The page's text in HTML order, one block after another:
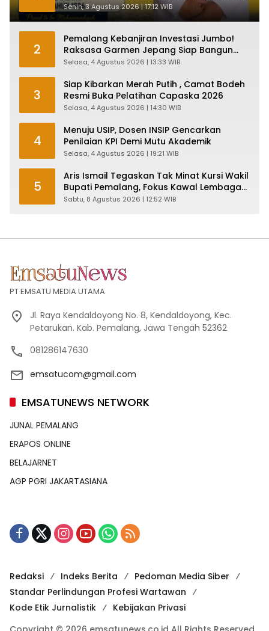
Plt Bupati, Inilah Pesan Ketua Asmam 86
Senin, 3 Agustus 2026 | 17:12 WIB
2
Pemalang Kebanjiran Investasi Jumbo!
Raksasa Garmen Jepang Siap Bangun
Pabrik dan Serap Ribuan Tenaga Kerja
Selasa, 4 Agustus 2026 | 13:33 WIB
3
Siap Kibarkan Merah Putih , Camat Bodeh
Resmi Buka Pelatihan Capaska 2026
Selasa, 4 Agustus 2026 | 14:30 WIB
4
Menuju USIP, Dosen INSIP Gencarkan
Penilaian KPI Demi Mutu Akademik
Selasa, 4 Agustus 2026 | 19:21 WIB
5
Aris Ismail Tegaskan Tak Minat Kursi Wakil
Bupati Pemalang, Fokus Kawal Lembaga
Legislatif
Sabtu, 8 Agustus 2026 | 12:52 WIB
PT EMSATU MEDIA UTAMA
Jl. Raya Kendaldoyong No. 8, Kendaldoyong, Kec.
Petarukan. Kab. Pemalang, Jawa Tengah 52362
081286147630
emsatucom@gmail.com
EMSATUNEWS NETWORK
JUNAL PEMALANG
ERAPOS ONLINE
BELAJARNET
AGP PGRI JAKARTASIANA
Redaksi Indeks Berita
Pedoman Media Siber
Standar Perlindungan Profesi Wartawan
Kode Etik Jurnalistik
Kebijakan Privasi